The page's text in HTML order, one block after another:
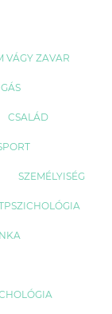
VÁGY ZAVAR
CSALÁD
SZEMÉLYISÉG